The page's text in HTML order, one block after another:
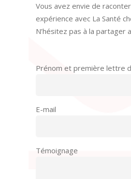
Vous avez envie de
expérience avec La Santé
N’hésitez pas à la partager
Prénom et première lettre
E-mail
Témoignage